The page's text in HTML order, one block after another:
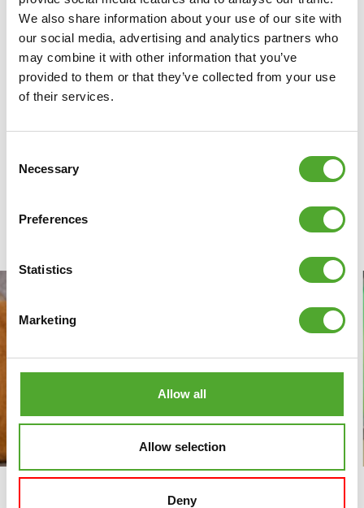
We also share information about your use of our site with
our social media, advertising and analytics partners who
may combine it with other information that you’ve
provided to them or that they’ve collected from your use
of their services.
Selection
Necessary
Preferences
Statistics
Marketing
Allow all
Allow selection
Deny
zakken. Je beweging wordt dus beperkt. Met dumbbells
kan je eenvoudig wat dieper zakken en variëren in de
hoogte zodat je spieren meer uitdaging krijgen.
WAAROM SPORTSCHOOL STÄRK